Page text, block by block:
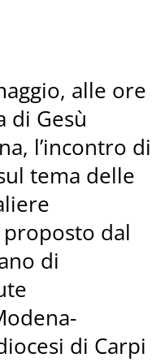
alle ore
di Gesù
l’incontro di
tema delle
dal
di
di Carpi